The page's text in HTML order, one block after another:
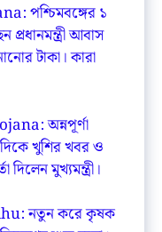
পশ্চিমবঙ্গের ১
প্রধানমন্ত্রী আবাস
টাকা। কারা
অন্নপূর্ণা
খুশির খবর ও
দিলেন মুখ্যমন্ত্রী।
নতুন করে কৃষক